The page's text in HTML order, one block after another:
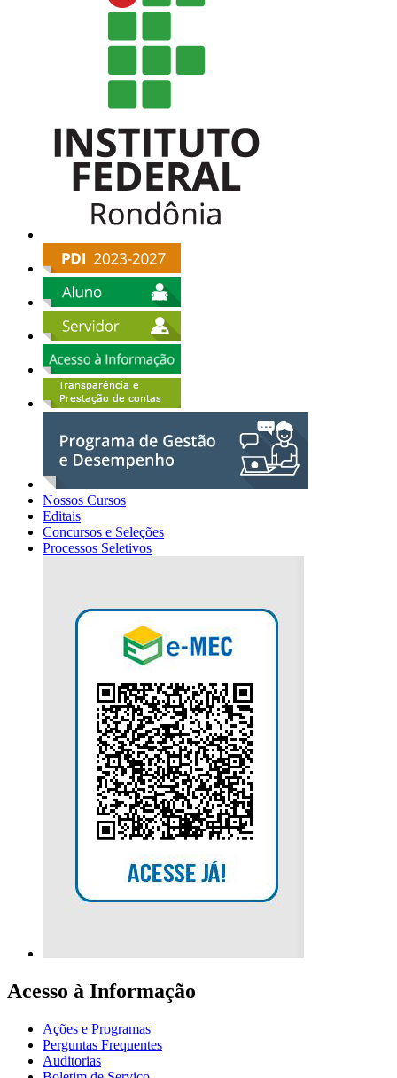
Nossos Cursos
Editais
Concursos e Seleções
Processos Seletivos
Acesso à Informação
Ações e Programas
Perguntas Frequentes
Auditorias